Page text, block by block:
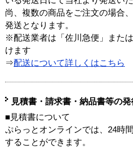
尚、複数の商品をご注文の場合
発送となります。
※配送業者は「佐川急便」また
けます
⇒配送について詳しくはこちら
見積書・請求書・納品書等の
■見積書について
ぷらっとオンラインでは、24時
することができます。